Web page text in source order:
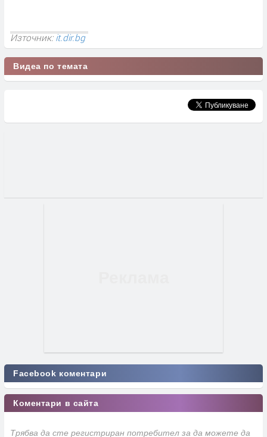
Източник:it.dir.bg
Видеа по темата
Facebook коментари
Коментари в сайта
Трябва да сте регистриран потребител за да можете да